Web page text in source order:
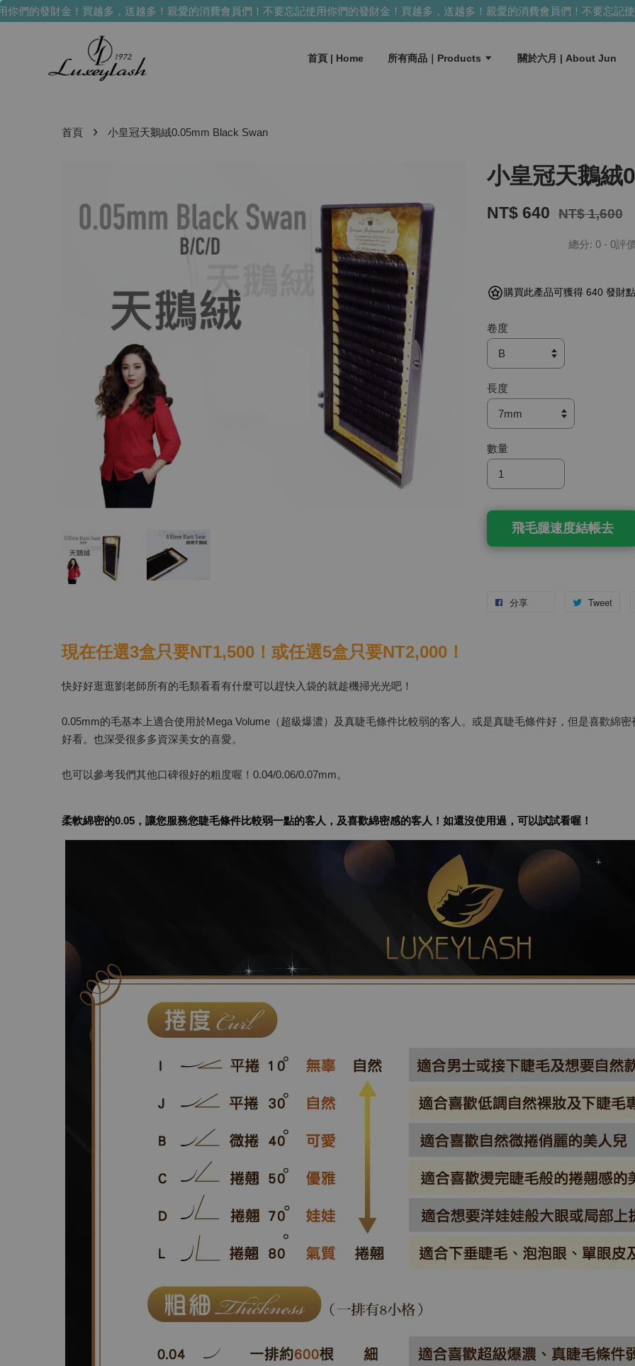
發財金！買越多，送越多！親愛的消費會員們！不要忘記使用你們的發財金！買越多，送越多！親愛的消費會員們！不要忘記使用你
首頁 | Home 所有商品｜Products 關於六月 | About Jun
首頁 › 小皇冠天鵝絨0.05mm Black Swan
小皇冠天鵝
NT$ 640 NT$ 1,600
總分: 0 - 0評
購買此產品可獲得 640 發財
卷度
長度
數量
飛毛腿速度結帳去
分享 Tweet
現在任選3盒只要NT1,500！或任選5盒只要NT2,000！
快好好逛逛劉老師所有的毛類看看有什麼可以趕快入袋的就趁機掃光光吧！
0.05mm的毛基本上適合使用於Mega Volume（超級爆濃）及真睫毛條件比較弱的客人。或是真睫毛條件好，但是喜歡綿
好看。也深受很多多資深美女的喜愛。
也可以參考我們其他口碑很好的粗度喔！0.04/0.06/0.07mm。
柔軟綿密的0.05，讓您服務您睫毛條件比較弱一點的客人，及喜歡綿密感的客人！如還沒使用過，可以試試看喔！